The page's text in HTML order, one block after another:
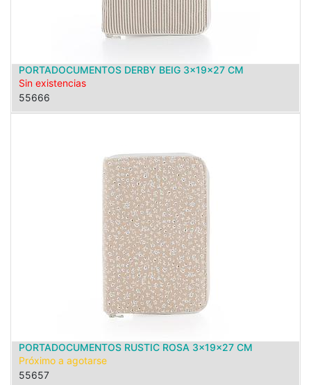
PORTADOCUMENTOS DERBY BEIG 3x19x27 CM
Sin existencias
55666
PORTADOCUMENTOS RUSTIC ROSA 3x19x27 CM
Próximo a agotarse
55657